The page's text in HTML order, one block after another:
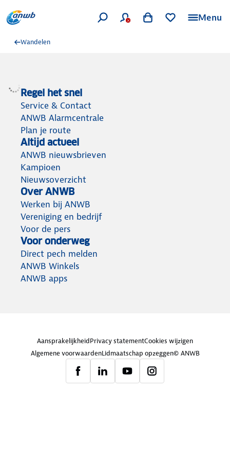
Menu
Wandelen
Regel het snel
Service & Contact
ANWB Alarmcentrale
Plan je route
Altijd actueel
ANWB nieuwsbrieven
Kampioen
Nieuwsoverzicht
Over ANWB
Werken bij ANWB
Vereniging en bedrijf
Voor de pers
Voor onderweg
Direct pech melden
ANWB Winkels
ANWB apps
AansprakelijkheidPrivacy statementCookies wijzigen
Algemene voorwaardenLidmaatschap opzeggen© ANWB